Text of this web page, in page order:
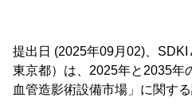
提出日 (2025年09月02)、SDKI
東京都）は、2025年と2035年
血管造影術設備市場」に関す